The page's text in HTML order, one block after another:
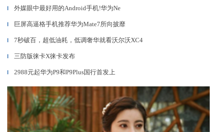
▎ 外媒眼中最好用的Android手机!华为Ne
▎ 巨屏高逼格手机推荐华为Mate7所向披靡
▎ 7秒破百，超低油耗，低调奢华就看沃尔沃XC4
▎ 三防版徕卡X徕卡发布
▎ 2988元起华为P9和P9Plus国行首发上